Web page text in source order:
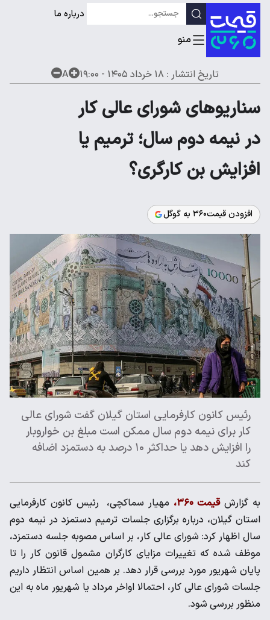
درباره ما
تاریخ انتشار : ۱۸ خرداد ۱۴۰۵ - ۱۹:۰۰ A
سناریوهای شورای عالی کار
در نیمه دوم سال؛ ترمیم یا
افزایش بن کارگری؟
افزودن قیمت۳۶۰ به گوگل
رئیس کانون کارفرمایی استان گیلان گفت شورای عالی
کار برای نیمه دوم سال ممکن است مبلغ بن خواروبار
را افزایش دهد یا حداکثر ۱۰ درصد به دستمزد اضافه
کند
به گزارشقیمت ۳۶۰،
مهیار سماکچی، رئیس کانون کارفرمایی
استان گیلان، درباره برگزاری جلسات ترمیم دستمزد در نیمه دوم
سال اظهار کرد: شورای عالی کار، بر اساس مصوبه جلسه دستمزد،
موظف شده که تغییرات مزایای کارگران مشمول قانون کار را تا
پایان شهریور مورد بررسی قرار دهد. بر همین اساس انتظار داریم
جلسات شورای عالی کار، احتمالا اواخر مرداد یا شهریور ماه به این
منظور بررسی شود.